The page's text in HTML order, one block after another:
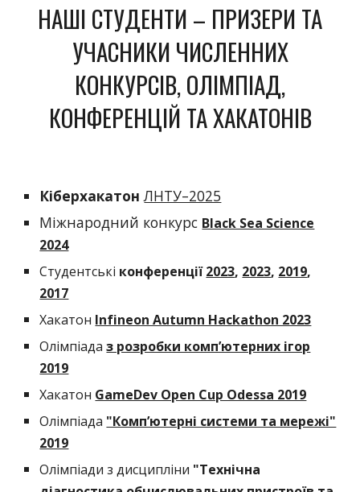
НАШІ СТУДЕНТИ – ПРИЗЕРИ ТА
УЧАСНИКИ ЧИСЛЕННИХ
КОНКУРСІВ, ОЛІМПІАД,
КОНФЕРЕНЦІЙ ТА ХАКАТОНІВ
Кіберхакатон ЛНТУ–2025
Міжнародний конкурс Black Sea Science
2024
Студентські конференції 2023, 2023, 2019,
2017
Хакатон Infineon Autumn Hackathon 2023
Олімпіадаз розробки комп’ютерних ігор
2019
Хакатон GameDev Open Cup Odessa 2019
Олімпіада "Комп’ютерні системи та мережі"
2019
Олімпіади з дисципліни "Технічна